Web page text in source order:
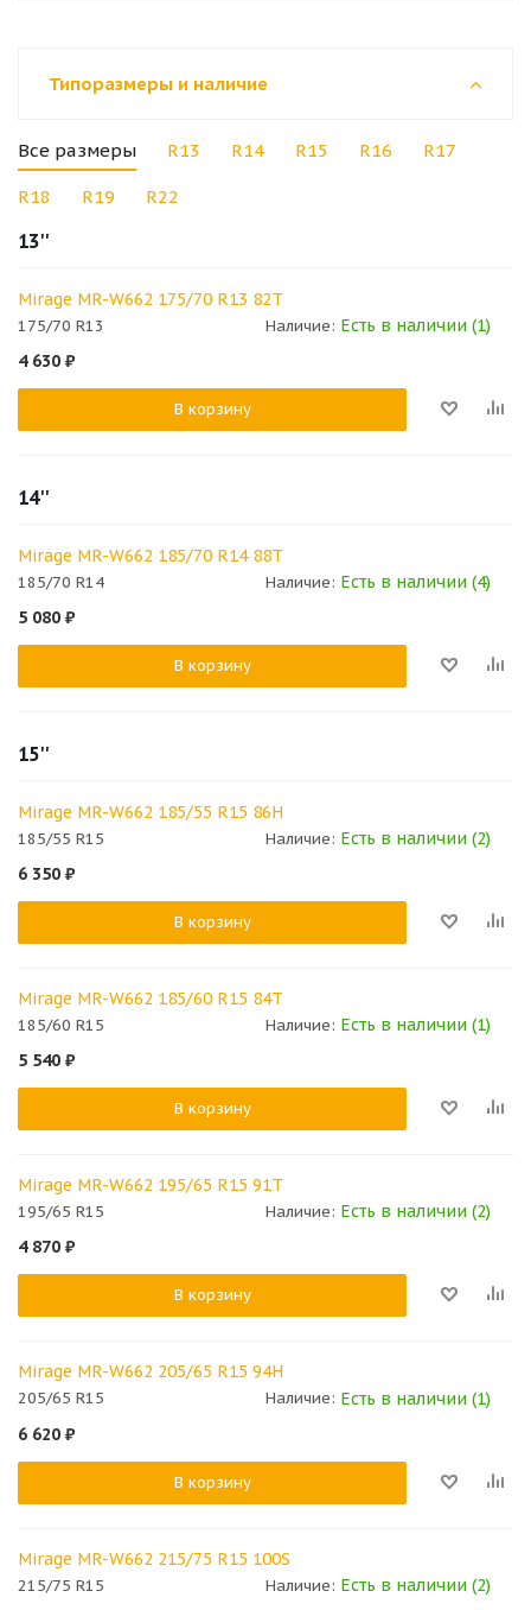
Типоразмеры и наличие
Все размеры R13 R14 R15 R16 R17
R18 R19 R22
13''
Mirage MR-W662 175/70 R13 82T
175/70 R13 Наличие: Есть в наличии (1)
4 630 ₽
В корзину
14''
Mirage MR-W662 185/70 R14 88T
185/70 R14 Наличие: Есть в наличии (4)
5 080 ₽
В корзину
15''
Mirage MR-W662 185/55 R15 86H
185/55 R15 Наличие: Есть в наличии (2)
6 350 ₽
В корзину
Mirage MR-W662 185/60 R15 84T
185/60 R15 Наличие: Есть в наличии (1)
5 540 ₽
В корзину
Mirage MR-W662 195/65 R15 91T
195/65 R15 Наличие: Есть в наличии (2)
4 870 ₽
В корзину
Mirage MR-W662 205/65 R15 94H
205/65 R15 Наличие: Есть в наличии (1)
6 620 ₽
В корзину
Mirage MR-W662 215/75 R15 100S
215/75 R15 Наличие: Есть в наличии (2)